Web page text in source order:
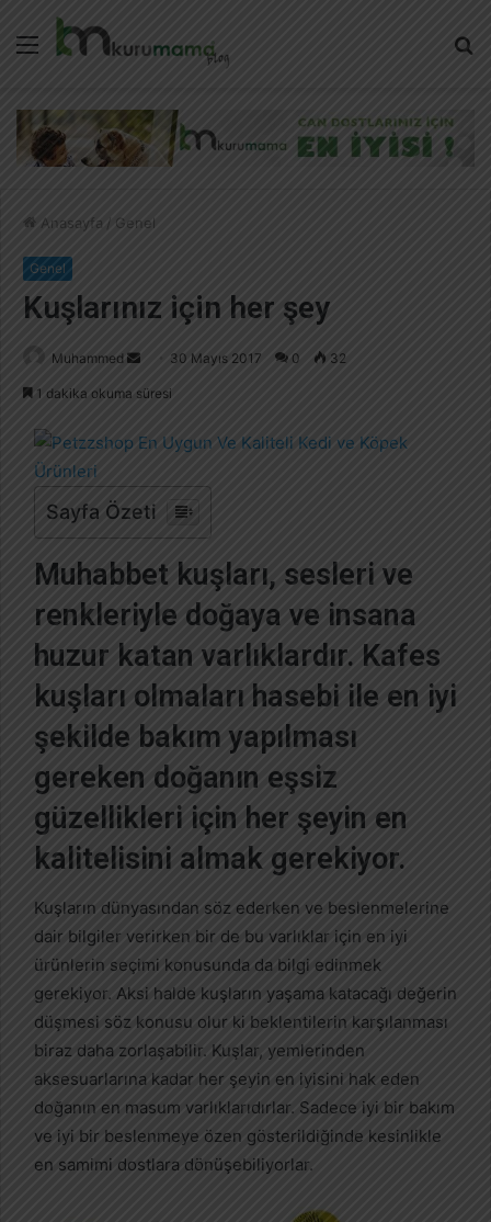
Menü
Anasayfa / Genel
Genel
Kuşlarınız için her şey
Muhammed
e
p
o
s
t
g
ö
d
e
r
m
e
k
30 Mayıs 2017 0 32
1 dakika okuma süresi
Sayfa Özeti
Muhabbet kuşları, sesleri ve
renkleriyle doğaya ve insana
huzur katan varlıklardır. Kafes
kuşları olmaları hasebi ile en iyi
şekilde bakım yapılması
gereken doğanın eşsiz
güzellikleri için her şeyin en
kalitelisini almak gerekiyor.
Kuşların dünyasından söz ederken ve beslenmelerine
dair bilgiler verirken bir de bu varlıklar için en iyi
ürünlerin seçimi konusunda da bilgi edinmek
gerekiyor. Aksi halde kuşların yaşama katacağı değerin
düşmesi söz konusu olur ki beklentilerin karşılanması
biraz daha zorlaşabilir. Kuşlar, yemlerinden
aksesuarlarına kadar her şeyin en iyisini hak eden
doğanın en masum varlıklarıdırlar. Sadece iyi bir bakım
ve iyi bir beslenmeye özen gösterildiğinde kesinlikle
en samimi dostlara dönüşebiliyorlar.